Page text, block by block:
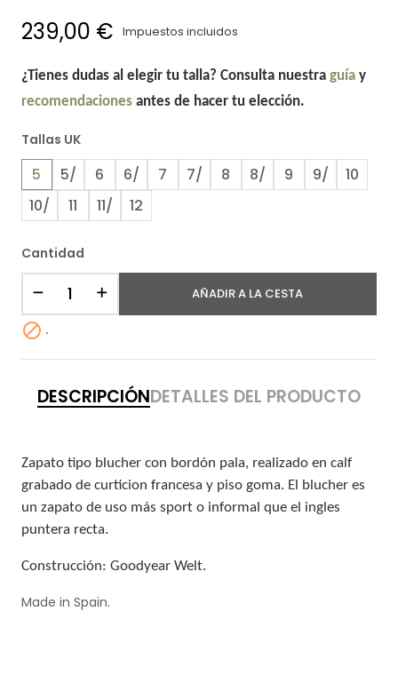
239,00 € Impuestos incluidos
¿Tienes dudas al elegir tu talla? Consulta nuestra guíay
recomendacionesantes de hacer tu elección.
Tallas UK
5 5/ 6 6/ 7 7/ 8 8/ 9 9/
10
10/
11 11/ 12
Cantidad
AÑADIR A LA CESTA
 .
DESCRIPCIÓNDETALLES DEL PRODUCTO
Zapato tipo blucher con bordón pala, realizado en calf
grabado de curticion francesa y piso goma. El blucher es
un zapato de uso más sport o informal que el ingles
puntera recta.
Construcción: Goodyear Welt.
Made in Spain.